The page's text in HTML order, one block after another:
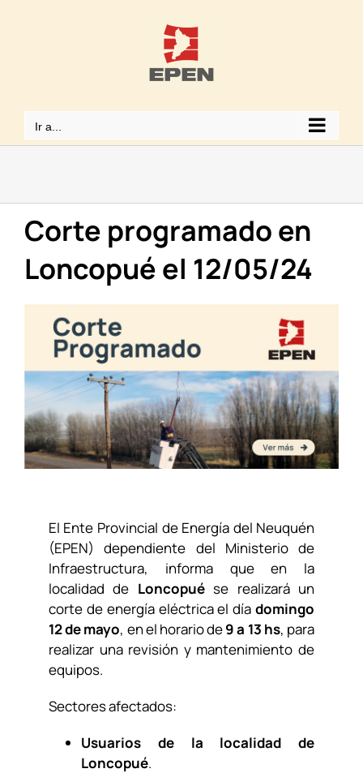
Ir a...
Corte programado en
Loncopué el 12/05/24
El Ente Provincial de Energía del Neuquén
(EPEN) dependiente del Ministerio de
Infraestructura, informa que en la
localidad de Loncopuése realizará un
corte de energía eléctrica el díadomingo
12 de mayo, en el horario de9 a 13 hs, para
realizar una revisión y mantenimiento de
equipos.
Sectores afectados:
Usuarios de la localidad de
Loncopué.